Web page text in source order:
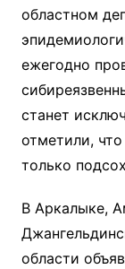
областном
ежегодно
станет
отметили,
только
В Аркалыке,
области